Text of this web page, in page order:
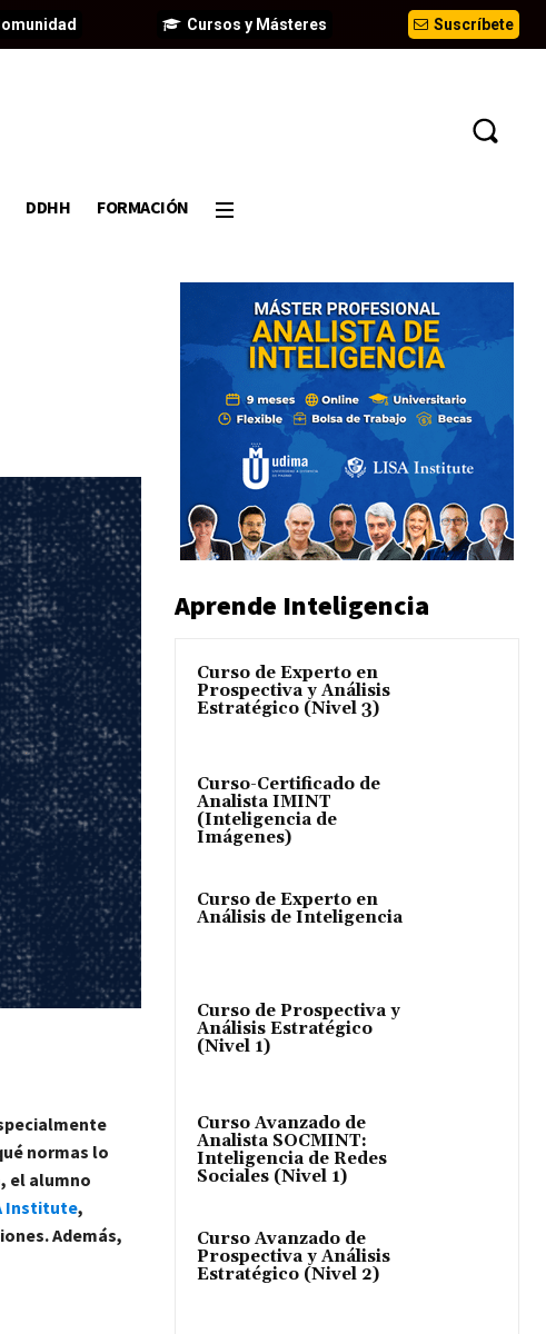
Suscríbete
Cursos y Másteres
DDHH FORMACIÓN
normas lo
el alumno
Institute,
Además,
Aprende Inteligencia
Curso de Experto en
Prospectiva y Análisis
Estratégico (Nivel 3)
Curso-Certificado de
Analista IMINT
(Inteligencia de
Imágenes)
Curso de Experto en
Análisis de Inteligencia
Curso de Prospectiva y
Análisis Estratégico
(Nivel 1)
Curso Avanzado de
Analista SOCMINT:
Inteligencia de Redes
Sociales (Nivel 1)
Curso Avanzado de
Prospectiva y Análisis
Estratégico (Nivel 2)